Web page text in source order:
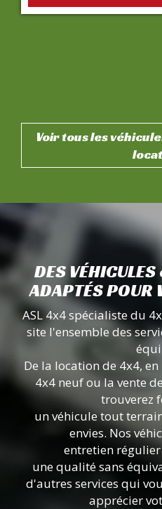
Voir tous les
DES
ADAPTÉS POUR
ASL 4x4 spécialiste du
site l'ensemble des
De la location de 4x4,
4x4 neuf ou la vente
trouverez
un véhicule tout
envies. Nos
entretien
une qualité sans
d'autres services qui
apprécier